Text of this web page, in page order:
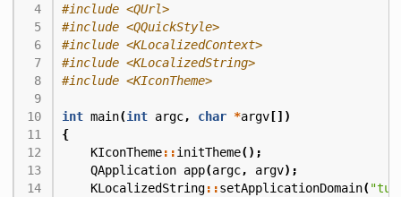
#include <QUrl>
#include <QQuickStyle>
#include <KLocalizedContext>
#include <KLocalizedString>
#include <KIconTheme>
int main(int argc, char *argv[])
{
KIconTheme::initTheme();
QApplication app(argc, argv);
KLocalizedString::setApplicationDomain(